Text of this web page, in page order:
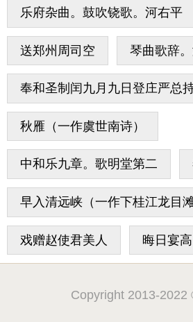
乐府杂曲。鼓吹铙歌。河右平
送郑州周司空 琴曲歌辞
奉和圣制闰九月九日登庄严总
秋雁（一作虞世南诗）
中和乐九章。歌明堂第二
早入清远峡（一作下桂江龙目滩
戏赠赵使君美人 晦日宴
Copyright 2013-2022